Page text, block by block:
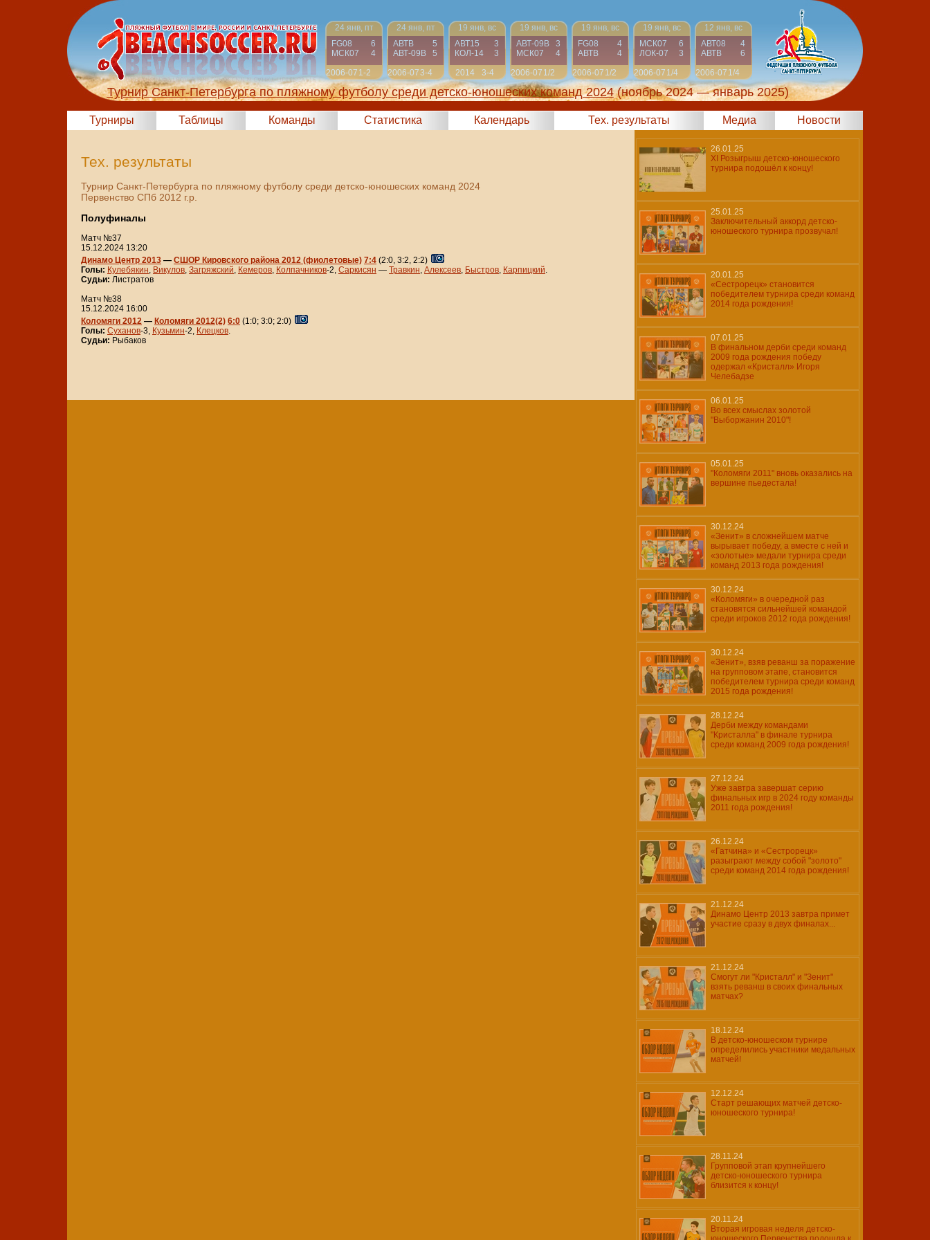
24 янв, пт
FG08
6
МСК07
4
2006-07 1-2
24 янв, пт
АВТВ
5
АВТ-09B
5
2006-073-4
19 янв, вс
АВТ15
3
КОЛ-14
3
2014
3-4
19 янв, вс
АВТ-09B
3
МСК07
4
2006-07 1/2
19 янв, вс
FG08
4
АВТВ
4
2006-07 1/2
19 янв, вс
МСК07
6
ЛОК-07
3
2006-07 1/4
12 янв, вс
АВТ08
4
АВТВ
6
2006-07 1/4
Турнир Санкт-Петербурга по пляжному футболу среди детско-юношеских команд 2024 (ноябрь 2024 — январь 2025)
Турниры Таблицы Команды Статистика Календарь Тех. результаты Медиа Новости
Тех. результаты
Турнир Санкт-Петербурга по пляжному футболу среди детско-юношеских команд 2024
Первенство СПб 2012 г.р.
Полуфиналы
Матч №37
15.12.2024 13:20
Динамо Центр 2013 — СШОР Кировского района 2012 (фиолетовые) 7:4 (2:0, 3:2, 2:2)
Голы: Кулебякин, Викулов, Загряжский, Кемеров, Колпачников-2, Саркисян — Травкин, Алексеев, Быстров, Карпицкий.
Судьи: Листратов
Матч №38
15.12.2024 16:00
Коломяги 2012 — Коломяги 2012(2) 6:0 (1:0; 3:0; 2:0)
Голы: Суханов-3, Кузьмин-2, Клецков.
Судьи: Рыбаков
26.01.25
XI Розыгрыш детско-юношеского
турнира подошёл к концу!
25.01.25
Заключительный аккорд детско-
юношеского турнира прозвучал!
20.01.25
«Сестрорецк» становится
победителем турнира среди команд
2014 года рождения!
07.01.25
В финальном дерби среди команд
2009 года рождения победу
одержал «Кристалл» Игоря
Челебадзе
06.01.25
Во всех смыслах золотой
"Выборжанин 2010"!
05.01.25
"Коломяги 2011" вновь оказались на
вершине пьедестала!
30.12.24
«Зенит» в сложнейшем матче
вырывает победу, а вместе с ней и
«золотые» медали турнира среди
команд 2013 года рождения!
30.12.24
«Коломяги» в очередной раз
становятся сильнейшей командой
среди игроков 2012 года рождения!
30.12.24
«Зенит», взяв реванш за поражение
на групповом этапе, становится
победителем турнира среди команд
2015 года рождения!
28.12.24
Дерби между командами
"Кристалла" в финале турнира
среди команд 2009 года рождения!
27.12.24
Уже завтра завершат серию
финальных игр в 2024 году команды
2011 года рождения!
26.12.24
«Гатчина» и «Сестрорецк»
разыграют между собой "золото"
среди команд 2014 года рождения!
21.12.24
Динамо Центр 2013 завтра примет
участие сразу в двух финалах...
21.12.24
Смогут ли "Кристалл" и "Зенит"
взять реванш в своих финальных
матчах?
18.12.24
В детско-юношеском турнире
определились участники медальных
матчей!
12.12.24
Старт решающих матчей детско-
юношеского турнира!
28.11.24
Групповой этап крупнейшего
детско-юношеского турнира
близится к концу!
20.11.24
Вторая игровая неделя детско-